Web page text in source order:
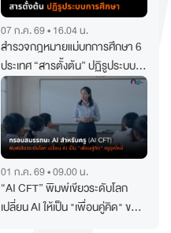
07 ก.ค. 69 • 16.04 น.
สำรวจกฎหมายแม่บทการศึกษา 6
ประเทศ “สารตั้งต้น” ปฏิรูประบบ
การศึกษา
01 ก.ค. 69 • 09.00 น.
“AI CFT” พิมพ์เขียวระดับโลก
เปลี่ยน AI ให้เป็น "เพื่อนคู่คิด" ของ